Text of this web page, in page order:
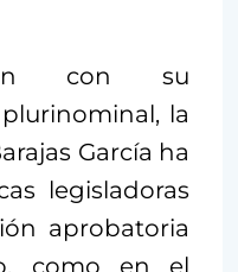
con su
la
García ha
legisladoras
aprobatoria
como en el